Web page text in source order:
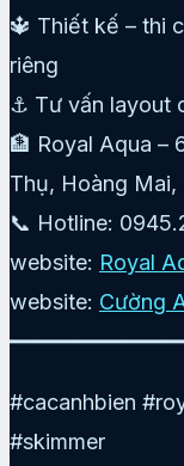
🔱 Thiết kế – thi
riêng
⚓ Tư vấn layout
🏦 Royal Aqua –
Thụ, Hoàng Mai,
📞 Hotline:
website: Royal
website: Cường
#cacanhbien
#skimmer